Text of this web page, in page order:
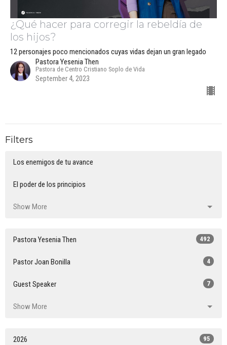
¿Qué hacer para corregir la rebeldía de
los hijos?
12 personajes poco mencionados cuyas vidas dejan un gran legado
Pastora Yesenia Then
Pastora de Centro Cristiano Soplo de Vida
September 4, 2023
Filters
Los enemigos de tu avance
El poder de los principios
Show More
Pastora Yesenia Then 492
Pastor Joan Bonilla 4
Guest Speaker 7
Show More
2026 95